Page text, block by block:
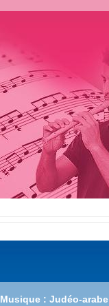
Musique : Judéo-arabe